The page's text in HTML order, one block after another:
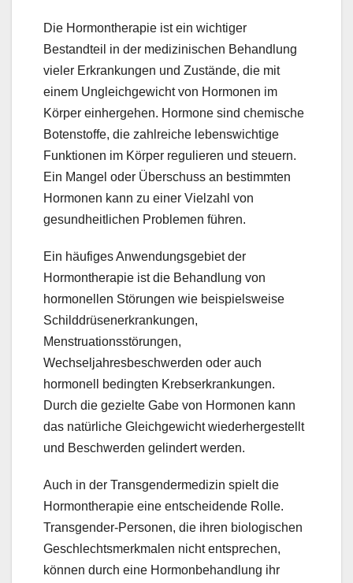
Die Hormontherapie ist ein wichtiger
Bestandteil in der medizinischen Behandlung
vieler Erkrankungen und Zustände, die mit
einem Ungleichgewicht von Hormonen im
Körper einhergehen. Hormone sind chemische
Botenstoffe, die zahlreiche lebenswichtige
Funktionen im Körper regulieren und steuern.
Ein Mangel oder Überschuss an bestimmten
Hormonen kann zu einer Vielzahl von
gesundheitlichen Problemen führen.
Ein häufiges Anwendungsgebiet der
Hormontherapie ist die Behandlung von
hormonellen Störungen wie beispielsweise
Schilddrüsenerkrankungen,
Menstruationsstörungen,
Wechseljahresbeschwerden oder auch
hormonell bedingten Krebserkrankungen.
Durch die gezielte Gabe von Hormonen kann
das natürliche Gleichgewicht wiederhergestellt
und Beschwerden gelindert werden.
Auch in der Transgendermedizin spielt die
Hormontherapie eine entscheidende Rolle.
Transgender-Personen, die ihren biologischen
Geschlechtsmerkmalen nicht entsprechen,
können durch eine Hormonbehandlung ihr